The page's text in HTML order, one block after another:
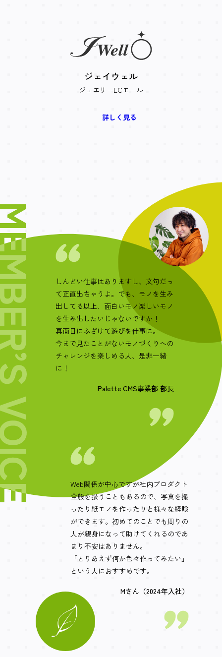
ジェイウェル
ジュエリーECモール
詳しく見る
しんどい仕事はありますし、文句だっ
て正直出ちゃうよ。でも、モノを生み
出してる以上、面白いモノ楽しいモノ
を生み出したいじゃないですか！
真面目にふざけて遊びを仕事に。
今まで見たことがないモノづくりへの
チャレンジを楽しめる人、是非一緒
に！
Palette CMS事業部 部長
Web関係が中心ですが社内プロダクト
全般を扱うこともあるので、写真を撮
ったり紙モノを作ったりと様々な経験
ができます。初めてのことでも周りの
人が親身になって助けてくれるのであ
まり不安はありません。
「とりあえず何か色々作ってみたい」
という人におすすめです。
Mさん（2024年入社）